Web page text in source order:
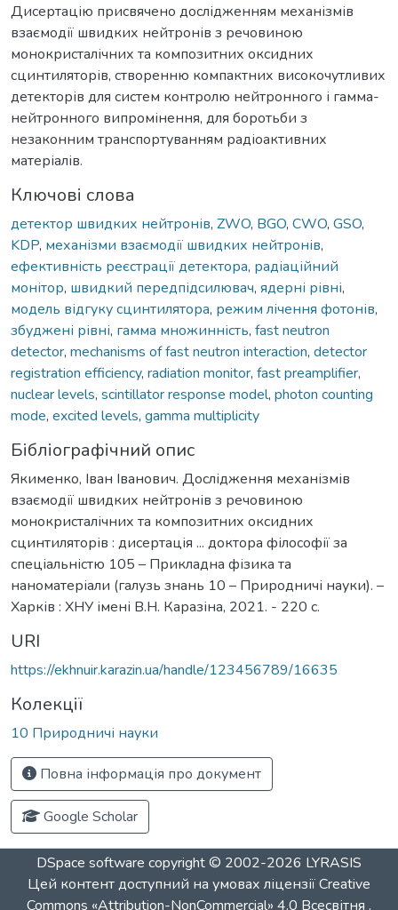
Дисертацію присвячено дослідженням механізмів
взаємодії швидких нейтронів з речовиною
монокристалічних та композитних оксидних
сцинтиляторів, створенню компактних високочутливих
детекторів для систем контролю нейтронного і гамма-
нейтронного випромінення, для боротьби з
незаконним транспортуванням радіоактивних
матеріалів.
Ключові слова
детектор швидких нейтронів, ZWO, BGO, CWO, GSO,
KDP, механізми взаємодії швидких нейтронів,
ефективність реєстрації детектора, радіаційний
монітор, швидкий передпідсилювач, ядерні рівні,
модель відгуку сцинтилятора, режим лічення фотонів,
збуджені рівні, гамма множинність, fast neutron
detector, mechanisms of fast neutron interaction, detector
registration efficiency, radiation monitor, fast preamplifier,
nuclear levels, scintillator response model, photon counting
mode, excited levels, gamma multiplicity
Бібліографічний опис
Якименко, Іван Іванович. Дослідження механізмів
взаємодії швидких нейтронів з речовиною
монокристалічних та композитних оксидних
сцинтиляторів : дисертація ... доктора філософії за
спеціальністю 105 – Прикладна фізика та
наноматеріали (галузь знань 10 – Природничі науки). –
Харків : ХНУ імені В.Н. Каразіна, 2021. - 220 с.
URI
https://ekhnuir.karazin.ua/handle/123456789/16635
Колекції
10 Природничі науки
Повна інформація про документ
Google Scholar
DSpace software copyright © 2002-2026 LYRASIS
Цей контент доступний на умовах ліцензіїCreative
Commons «Attribution-NonCommercial» 4.0 Всесвітня .